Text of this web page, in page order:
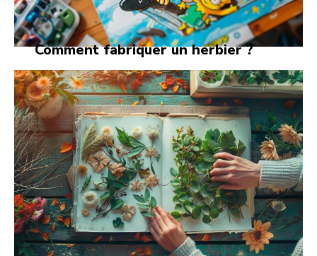
Comment fabriquer un herbier ?